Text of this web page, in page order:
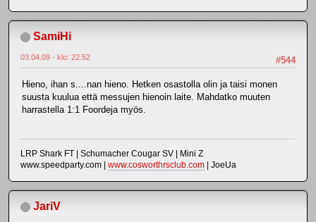
SamiHi
#544
03.04.09 - klo: 22.52
Hieno, ihan s....nan hieno. Hetken osastolla olin ja taisi monen
suusta kuulua että messujen hienoin laite. Mahdatko muuten
harrastella 1:1 Foordeja myös.
LRP Shark FT | Schumacher Cougar SV | Mini Z
www.speedparty.com | www.cosworthrsclub.com | JoeUa
JariV